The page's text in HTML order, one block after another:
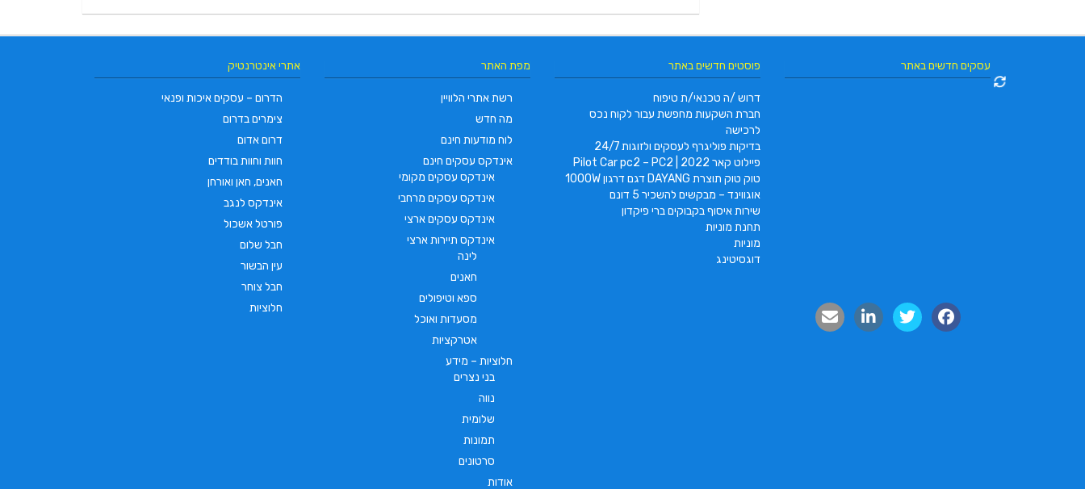
אתרי אינטרנטיק
הדרום – עסקים איכות ופנאי
צימרים בדרום
דרום אדום
חוות וחוות בודדים
חאנים, חאן ואורחן
אינדקס לנגב
פורטל אשכול
חבל שלום
עין הבשור
חבל צוחר
חלוציות
מפת האתר
רשת אתרי הלוויין
מה חדש
לוח מודעות חינם
אינדקס עסקים חינם
אינדקס עסקים מקומי
אינדקס עסקים מרחבי
אינדקס עסקים ארצי
אינדקס תיירות ארצי
לינה
חאנים
ספא וטיפולים
מסעדות ואוכל
אטרקציות
חלוציות – מידע
בני נצרים
נווה
שלומית
תמונות
סרטונים
אודות
פוסטים חדשים באתר
דרוש /ה טכנאי/ת טיפוח
חברת השקעות מחפשת עבור לקוח נכס
לרכישה
בדיקות פוליגרף לעסקים ולזוגות 24/7
פיילוט קאר 2022 | Pilot Car pc2 – PC2
טוק טוק תוצרת DAYANG דגם דרגון 1000W
אוגווינד – מבקשים להשכיר 5 דונם
שירות איסוף בקבוקים ברי פיקדון
תחנת מוניות
מוניות
דוגסיטינג
עסקים חדשים באתר